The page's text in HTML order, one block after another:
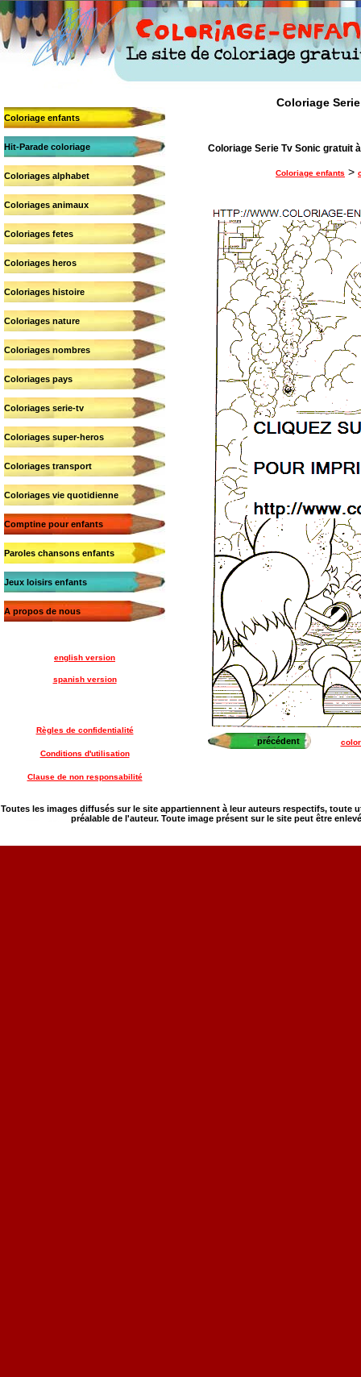
Coloriage enfants
Hit-Parade coloriage
Coloriages alphabet
Coloriages animaux
Coloriages fetes
Coloriages heros
Coloriages histoire
Coloriages nature
Coloriages nombres
Coloriages pays
Coloriages serie-tv
Coloriages super-heros
Coloriages transport
Coloriages vie quotidienne
Comptine pour enfants
Paroles chansons enfants
Jeux loisirs enfants
A propos de nous
english version
spanish version
Règles de confidentialité
Conditions d'utilisation
Clause de non responsabilité
Coloriage
Coloriage Serie Tv Sonic gratuit
Coloriage enfants >
précédent
Toutes les images diffusés sur le site appartiennent à leur auteurs respectifs,
préalable de l'auteur. Toute image présent sur le site peut être